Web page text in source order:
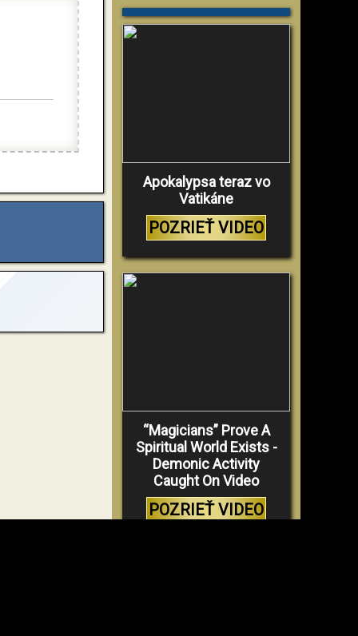
Apokalypsa teraz vo
Vatikáne
POZRIEŤ VIDEO
“Magicians” Prove A
Spiritual World Exists -
Demonic Activity
Caught On Video
POZRIEŤ VIDEO